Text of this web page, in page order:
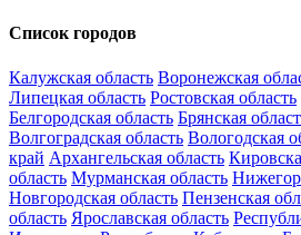
Список городов
Калужская область Воронежская
Липецкая область Ростовская область
Белгородская область Брянская
Волгоградская область Вологодская
край Архангельская область
область Мурманская область
Новгородская область Пензенская
область Ярославская область